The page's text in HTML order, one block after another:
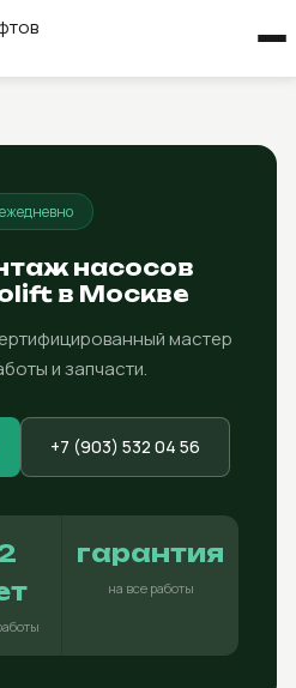
насосов
в Москве
мастер
и запчасти.
+7 (903) 532 04 56
гарантия
на все работы